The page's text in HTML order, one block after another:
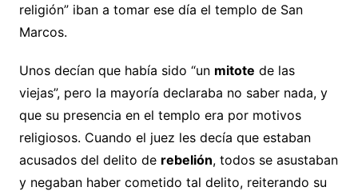
religión” iban a tomar ese día el templo de San
Marcos.
Unos decían que había sido “un mitote de las
viejas”, pero la mayoría declaraba no saber nada, y
que su presencia en el templo era por motivos
religiosos. Cuando el juez les decía que estaban
acusados del delito de rebelión, todos se asustaban
y negaban haber cometido tal delito, reiterando su